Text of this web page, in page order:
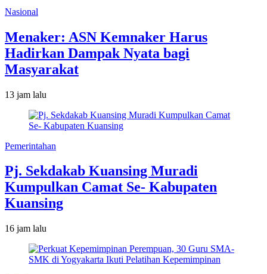
Nasional
Menaker: ASN Kemnaker Harus
Hadirkan Dampak Nyata bagi
Masyarakat
13 jam lalu
Pemerintahan
Pj. Sekdakab Kuansing Muradi
Kumpulkan Camat Se- Kabupaten
Kuansing
16 jam lalu